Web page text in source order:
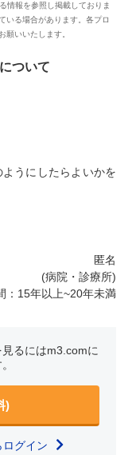
情報を参照し掲載しておりま
いる場合があります。各プロ
願いいたします。
ついて
うにしたらよいかを
匿名
(病院・診療所)
：15年以上~20年未満
るにはm3.comに
)
グイン